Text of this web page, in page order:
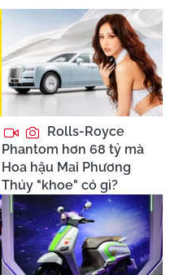
Rolls-Royce
Phantom hơn 68 tỷ mà
Hoa hậu Mai Phương
Thúy "khoe" có gì?